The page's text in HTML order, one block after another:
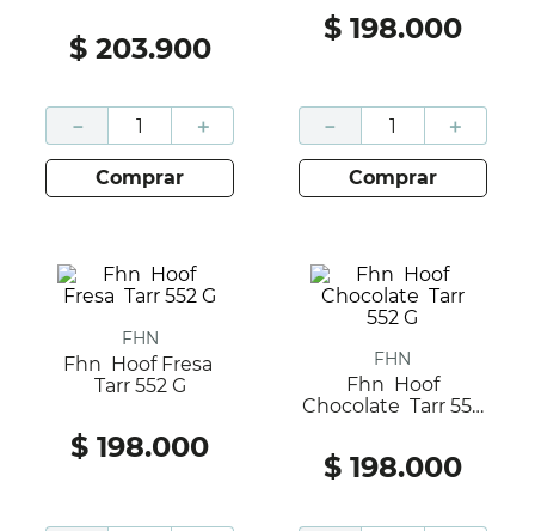
$ 203.900
＋
－
comprar
$ 198.000
＋
－
comprar
FHN
Fhn Hoof Fresa
Tarr 552 G
$ 198.000
FHN
Fhn Hoof
Chocolate Tarr 552
$ 198.000